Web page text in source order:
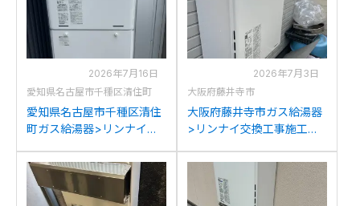
2026年7月16日
愛知県名古屋市千種区清住町
愛知県名古屋市千種区清住
町ガス給湯器>リンナイ交
RUF-A2400SAWからリン
ナイRUF-205SAW(B)への
交換
2026年7月3日
大阪府藤井寺市
大阪府藤井寺市ガス給湯器
>リンナイ交換工事施工事
A2000AW(A)からリンナイ
RUF-205SAW(B)への交換